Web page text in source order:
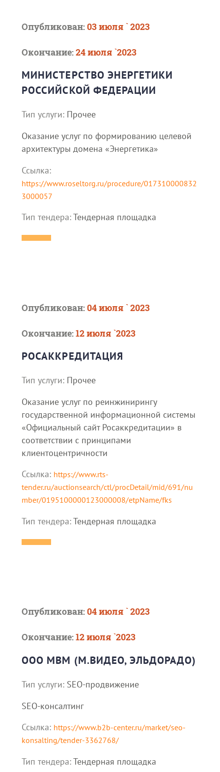
Опубликован:03 июля ` 2023
Окончание:24 июля `2023
МИНИСТЕРСТВО ЭНЕРГЕТИКИ
РОССИЙСКОЙ ФЕДЕРАЦИИ
Тип услуги: Прочее
Оказание услуг по формированию целевой
архитектуры домена «Энергетика»
Ссылка:
https://www.roseltorg.ru/procedure/017310000832
3000057
Тип тендера:Тендерная площадка
Опубликован:04 июля ` 2023
Окончание:12 июля `2023
РОСАККРЕДИТАЦИЯ
Тип услуги: Прочее
Оказание услуг по реинжинирингу
государственной информационной системы
«Официальный сайт Росаккредитации» в
соответствии с принципами
клиентоцентричности
Ссылка: https://www.rts-
tender.ru/auctionsearch/ctl/procDetail/mid/691/nu
mber/0195100000123000008/etpName/fks
Тип тендера:Тендерная площадка
Опубликован:04 июля ` 2023
Окончание:12 июля `2023
ООО МВМ (М.ВИДЕО, ЭЛЬДОРАДО)
Тип услуги: SEO-продвижение
SEO-консалтинг
Ссылка: https://www.b2b-center.ru/market/seo-
konsalting/tender-3362768/
Тип тендера:Тендерная площадка